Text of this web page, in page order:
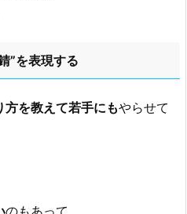
”を表現する
を教えて若手にもやらせて
のもあって